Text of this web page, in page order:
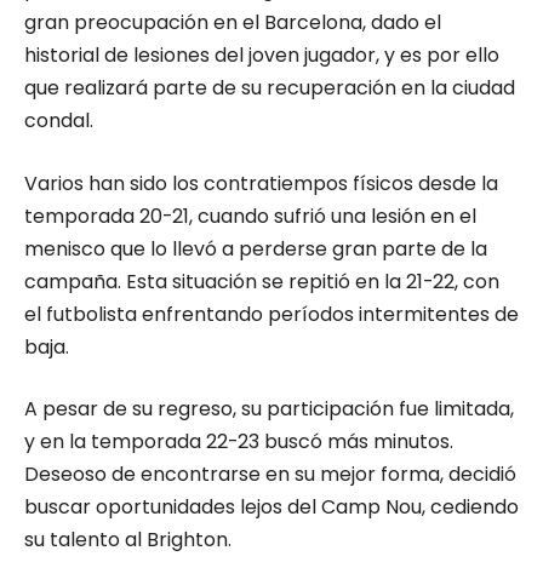
gran preocupación en el Barcelona, dado el
historial de lesiones del joven jugador, y es por ello
que realizará parte de su recuperación en la ciudad
condal.
Varios han sido los contratiempos físicos desde la
temporada 20-21, cuando sufrió una lesión en el
menisco que lo llevó a perderse gran parte de la
campaña. Esta situación se repitió en la 21-22, con
el futbolista enfrentando períodos intermitentes de
baja.
A pesar de su regreso, su participación fue limitada,
y en la temporada 22-23 buscó más minutos.
Deseoso de encontrarse en su mejor forma, decidió
buscar oportunidades lejos del Camp Nou, cediendo
su talento al Brighton.